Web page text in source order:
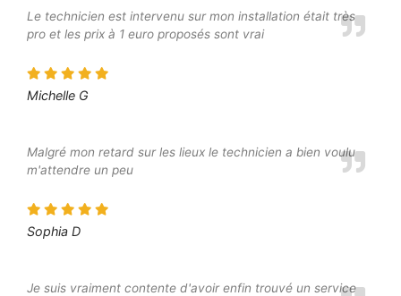
Le technicien est intervenu sur mon installation était très
pro et les prix à 1 euro proposés sont vrai
Michelle G
Malgré mon retard sur les lieux le technicien a bien voulu
m'attendre un peu
Sophia D
Je suis vraiment contente d'avoir enfin trouvé un service